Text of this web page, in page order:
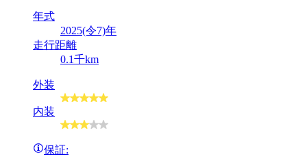
年式
2025(令7)年
走行距離
0.1千km
外装
内装
保証: